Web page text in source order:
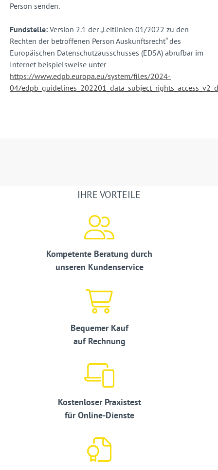
Person senden.
Fundstelle: Version 2.1 der „Leitlinien 01/2022 zu den
Rechten der betroffenen Person Auskunftsrecht“ des
Europäischen Datenschutzausschusses (EDSA) abrufbar im
Internet beispielsweise unter
https://www.edpb.europa.eu/system/files/2024-
04/
IHRE VORTEILE
Kompetente Beratung durch
unseren Kundenservice
Bequemer Kauf
auf Rechnung
Kostenloser Praxistest
für Online-Dienste